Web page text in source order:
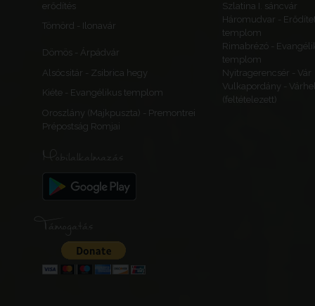
erődítés
Szlatina I. sáncvár
Tömörd - Ilonavár
Háromudvar -
templom
Dömös - Árpádvár
Rimabrézó -
templom
Alsócsitár - Zsibrica hegy
Nyitragerencsér - Vár
Kiéte - Evangélikus templom
Vulkapordány -
(feltételezett)
Oroszlány (Majkpuszta) - Premontrei
Prépostság Romjai
Mobilalkalmazás
Támogatás